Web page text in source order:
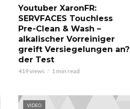
Youtuber XaronFR:
SERVFACES Touchless
Pre-Clean & Wash –
alkalischer Vorreiniger
greift Versiegelungen an?
der Test
419 views 1 min read
VIDEO